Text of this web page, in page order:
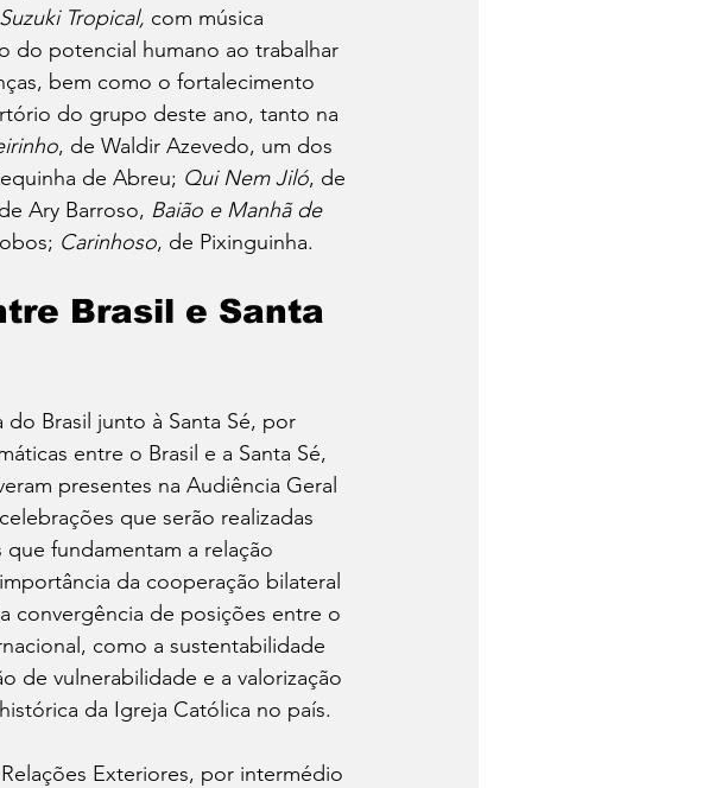
Suzuki Tropical, com música
do potencial humano ao trabalhar
bem como o fortalecimento
do grupo deste ano, tanto na
, de Waldir Azevedo, um dos
de Abreu; Qui Nem Jiló, de
de Ary Barroso, Baião e Manhã de
Carinhoso, de Pixinguinha.
Brasil e Santa
Brasil junto à Santa Sé, por
entre o Brasil e a Santa Sé,
presentes na Audiência Geral
que serão realizadas
fundamentam a relação
da cooperação bilateral
convergência de posições entre o
como a sustentabilidade
de vulnerabilidade e a valorização
da Igreja Católica no país.
Exteriores, por intermédio